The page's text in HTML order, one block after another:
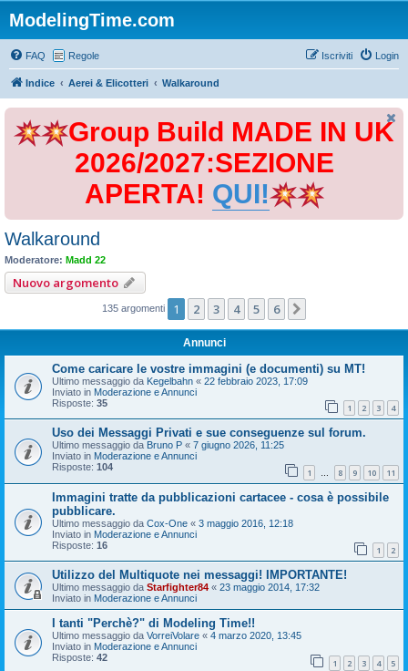
ModelingTime.com
FAQ Regole Login
Iscriviti
Indice Aerei & Elicotteri Walkaround
Group Build MADE IN UK
2026/2027:SEZIONE
APERTA! QUI!
Walkaround
Moderatore: Madd 22
Nuovo argomento
135 argomenti 1 2 3 4 5 6
Annunci
Come caricare le vostre immagini (e documenti) su MT!
Ultimo messaggio da Kegelbahn « 22 febbraio 2023, 17:09
Inviato in Moderazione e Annunci
Risposte: 35 1 2 3 4
Uso dei Messaggi Privati e sue conseguenze sul forum.
Ultimo messaggio da Bruno P « 7 giugno 2026, 11:25
Inviato in Moderazione e Annunci
Risposte: 104 1 … 8 9 10 11
Immagini tratte da pubblicazioni cartacee - cosa è possibile
pubblicare.
Ultimo messaggio da Cox-One « 3 maggio 2016, 12:18
Inviato in Moderazione e Annunci
Risposte: 16 1 2
Utilizzo del Multiquote nei messaggi! IMPORTANTE!
Ultimo messaggio da Starfighter84 « 23 maggio 2014, 17:32
Inviato in Moderazione e Annunci
I tanti "Perchè?" di Modeling Time!!
Ultimo messaggio da VorreiVolare « 4 marzo 2020, 13:45
Inviato in Moderazione e Annunci
Risposte: 42 1 2 3 4 5